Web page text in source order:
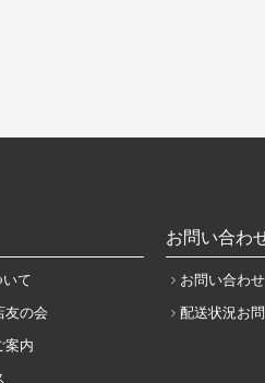
いて
友の会
案内
お問い合わ
お問い合わせ
配送状況お